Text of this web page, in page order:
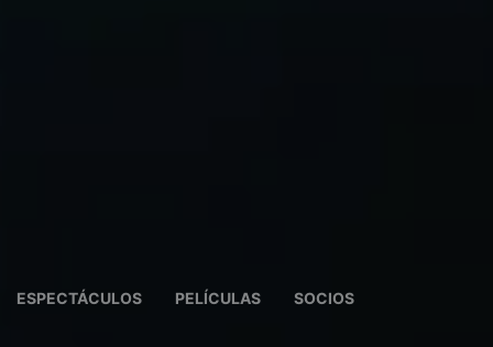
ESPECTÁCULOS PELÍCULAS SOCIOS